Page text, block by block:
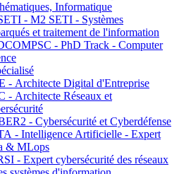
Informatique
- M2 SETI - Systèmes
et traitement de l'information
- PhD Track - Computer
- Architecte Digital d'Entreprise
- Architecte Réseaux et
- Cybersécurité et Cyberdéfense
- Intelligence Artificielle - Expert
& MLops
- Expert cybersécurité des réseaux